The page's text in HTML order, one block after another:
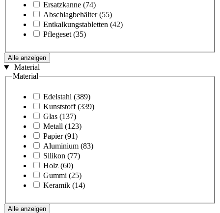
Ersatzkanne (74)
Abschlagbehälter (55)
Entkalkungstabletten (42)
Pflegeset (35)
Alle anzeigen
Material
Material
Edelstahl (389)
Kunststoff (339)
Glas (137)
Metall (123)
Papier (91)
Aluminium (83)
Silikon (77)
Holz (60)
Gummi (25)
Keramik (14)
Alle anzeigen